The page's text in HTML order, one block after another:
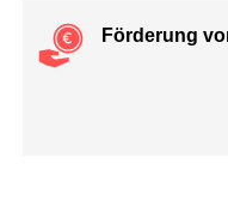
Förderung